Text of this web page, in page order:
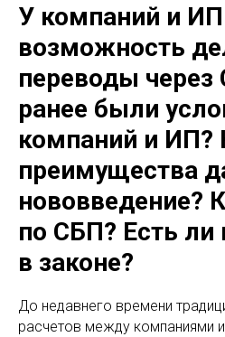
У компаний и
возможность
переводы
ранее были
компаний и ИП?
преимущества
нововведение?
по СБП? Есть ли
в законе?
До недавнего времени
расчетов между компаниями